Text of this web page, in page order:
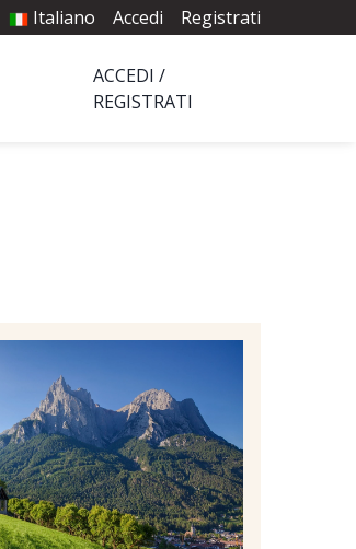
Italiano Accedi Registrati
ACCEDI /
REGISTRATI